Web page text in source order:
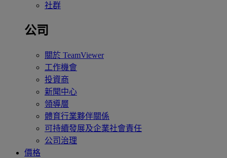
社群
公司
關於 TeamViewer
工作機會
投資商
新聞中心
領導層
體育行業夥伴關係
可持續發展及企業社會責任
公司治理
價格